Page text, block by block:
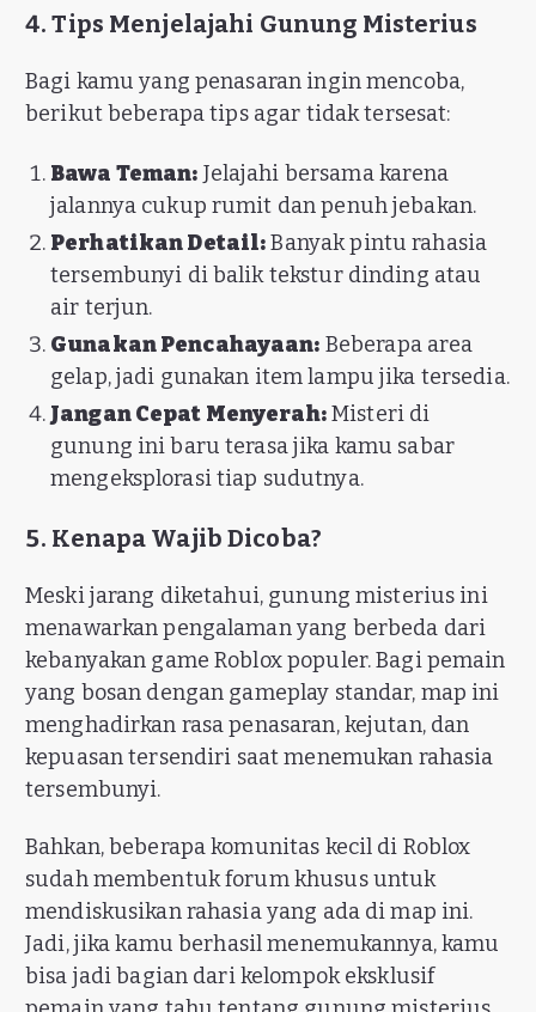
4. Tips Menjelajahi Gunung Misterius
Bagi kamu yang penasaran ingin mencoba,
berikut beberapa tips agar tidak tersesat:
Bawa Teman: Jelajahi bersama karena
jalannya cukup rumit dan penuh jebakan.
Perhatikan Detail:Banyak pintu rahasia
tersembunyi di balik tekstur dinding atau
air terjun.
Gunakan Pencahayaan: Beberapa area
gelap, jadi gunakan item lampu jika tersedia.
Jangan Cepat Menyerah:Misteri di
gunung ini baru terasa jika kamu sabar
mengeksplorasi tiap sudutnya.
5. Kenapa Wajib Dicoba?
Meski jarang diketahui, gunung misterius ini
menawarkan pengalaman yang berbeda dari
kebanyakan game Roblox populer. Bagi pemain
yang bosan dengan gameplay standar, map ini
menghadirkan rasa penasaran, kejutan, dan
kepuasan tersendiri saat menemukan rahasia
tersembunyi.
Bahkan, beberapa komunitas kecil di Roblox
sudah membentuk forum khusus untuk
mendiskusikan rahasia yang ada di map ini.
Jadi, jika kamu berhasil menemukannya, kamu
bisa jadi bagian dari kelompok eksklusif